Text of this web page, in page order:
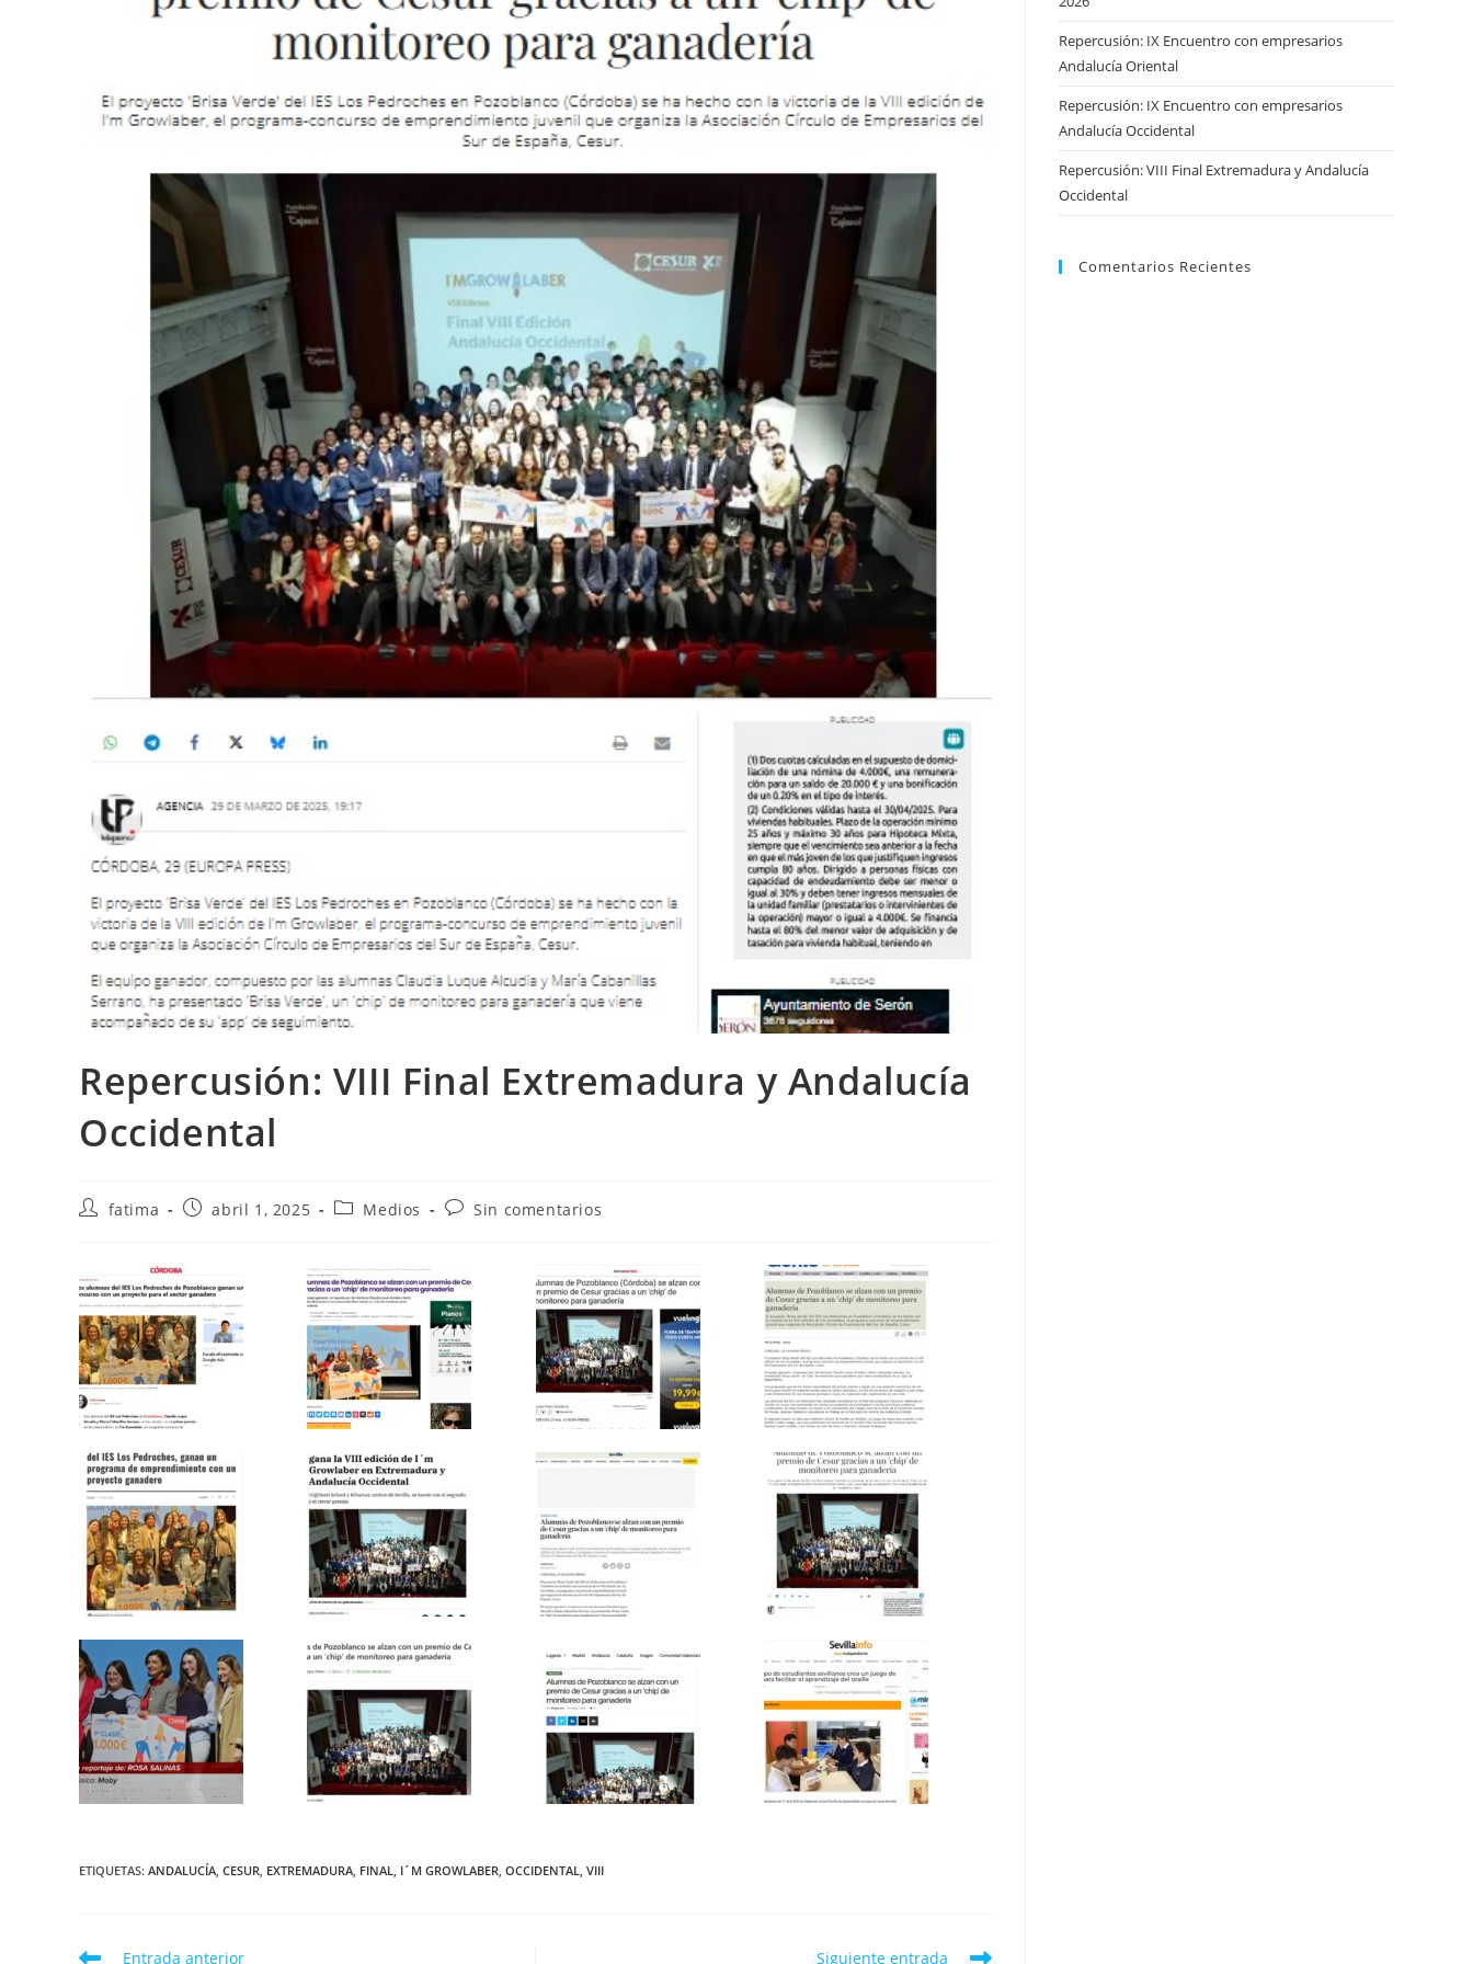
Repercusión: VIII Final Extremadura y Andalucía
Occidental
Autorfatima
Publicación
entrada:
abril 1, 2025
Categoría
entrada:
Medios
Comentarios
Sin comentarios
ETIQUETAS: ANDALUCÍA, CESUR, EXTREMADURA, FINAL, I´M GROWLABER, OCCIDENTAL, VIII
Leer
Entrada anterior Siguiente entrada
Repercusión: IX Encuentro con empresarios
Andalucía Oriental
Repercusión: IX Encuentro con empresarios
Andalucía Occidental
Repercusión: VIII Final Extremadura y Andalucía
Occidental
Comentarios Recientes